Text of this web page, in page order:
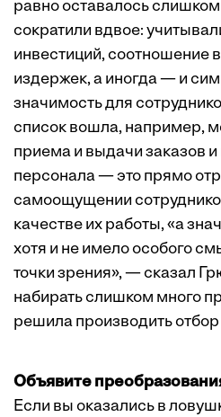
равно оставалось
сократили вдвое:
инвестиций, соотношение
издержек, а иногда — и
значимость для
список вошла, например,
приема и выдачи заказов
персонала — это прямо
самоощущении
качестве их работы, «а
хотя и не имело особого
точки зрения», — сказал
набирать слишком много
решила производить
Объявите
Если вы оказались в